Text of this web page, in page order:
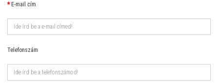
E-mail cím
Telefonszám